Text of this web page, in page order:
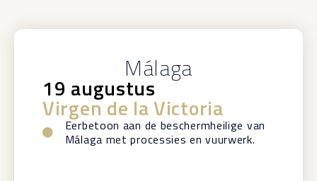
Málaga
19 augustus
Virgen de la Victoria
Eerbetoon aan de beschermheilige van
Málaga met processies en vuurwerk.